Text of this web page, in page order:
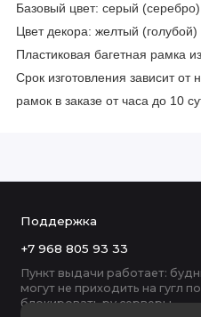
Базовый цвет: серый (серебро)
Цвет декора: желтый (голубой)
Пластиковая багетная рамка
Срок изготовления зависит от
рамок в заказе от часа до 10
Поддержка
+7 968 805 93 33
Пункт выдачи работает:
могут не приходить на гугл
блокировать ру серверы